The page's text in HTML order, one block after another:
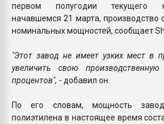
первом полугодии текущего
начавшемся 21 марта, производство
номинальных мощностей, сообщает
"Этот завод не имеет узких мест в
увеличить свою
процентов", - добавил он.
По его словам, мощность
полиэтилена в настоящее время